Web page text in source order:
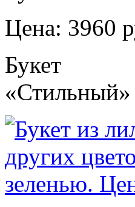
Цена: 3960
Букет
«Стильный»